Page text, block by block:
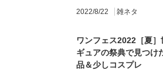
2022/8/22 雑ネタ
ワンフェス2022［夏
ギュアの祭典で見つけ
品＆少しコスプレ